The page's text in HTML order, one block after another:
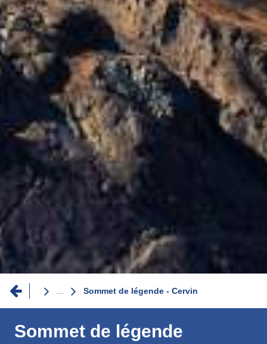
Fil
d'Ariane
Sommet de légende - Cervin
Sommet de légende